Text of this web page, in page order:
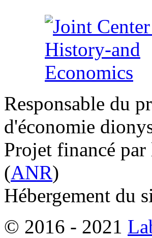
Responsable du
d'économie
Projet financé
(ANR)
Hébergement du
© 2016 - 2021